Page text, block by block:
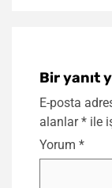
Bir yanıt
E-posta
alanlar* ile
Yorum *